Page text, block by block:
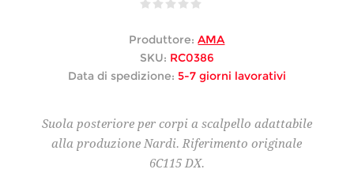
Produttore: AMA
SKU: RC0386
Data di spedizione: 5-7 giorni lavorativi
Suola posteriore per corpi a scalpello adattabile
alla produzione Nardi. Riferimento originale
6C115 DX.